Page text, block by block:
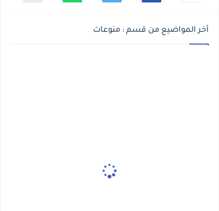
أخر المواضيع من قسم : منوعات